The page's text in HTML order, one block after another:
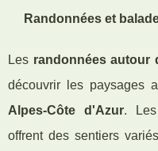
Randonnées et
Les randonnées autour
découvrir les paysages
Alpes-Côte d'Azur.
offrent des sentiers